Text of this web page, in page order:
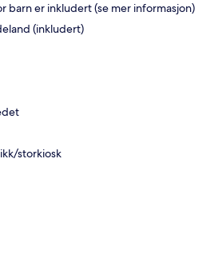
barn er inkludert (se mer informasjon)
(inkludert)
storkiosk